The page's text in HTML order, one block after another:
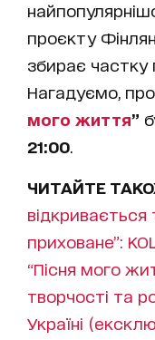
проєкту
збирає частку
Нагадуємо,
мого життя”
21:00
ЧИТАЙТЕ
приховане”:
“Пісня мого
творчості та
Україні